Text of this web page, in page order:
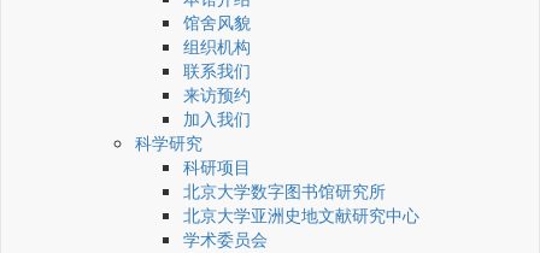
馆舍风貌
组织机构
联系我们
来访预约
加入我们
科学研究
科研项目
北京大学数字图书馆研究所
北京大学亚洲史地文献研究中心
学术委员会